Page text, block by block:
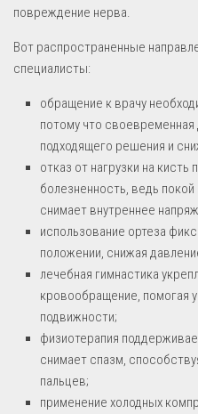
повреждение нерва.
Вот распространенные
специалисты:
обращение к врачу
потому что своевременная
подходящего решения и
отказ от нагрузки на
болезненность, ведь
снимает внутреннее
использование ортеза
положении, снижая
лечебная гимнастика
кровообращение, помогая
подвижности;
физиотерапия
снимает спазм,
пальцев;
применение холодных